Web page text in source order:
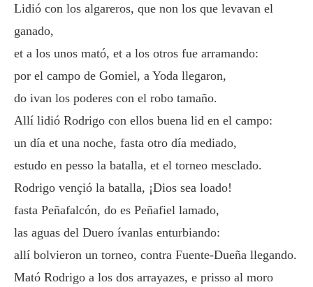
Lidió con los algareros, que non los que levavan el
ganado,
et a los unos mató, et a los otros fue arramando:
por el campo de Gomiel, a Yoda llegaron,
do ivan los poderes con el robo tamaño.
Allí lidió Rodrigo con ellos buena lid en el campo:
un día et una noche, fasta otro día mediado,
estudo en pesso la batalla, et el torneo mesclado.
Rodrigo vençió la batalla, ¡Dios sea loado!
fasta Peñafalcón, do es Peñafiel lamado,
las aguas del Duero ívanlas enturbiando:
allí bolvieron un torneo, contra Fuente-Dueña llegando.
Mató Rodrigo a los dos arrayazes, e prisso al moro